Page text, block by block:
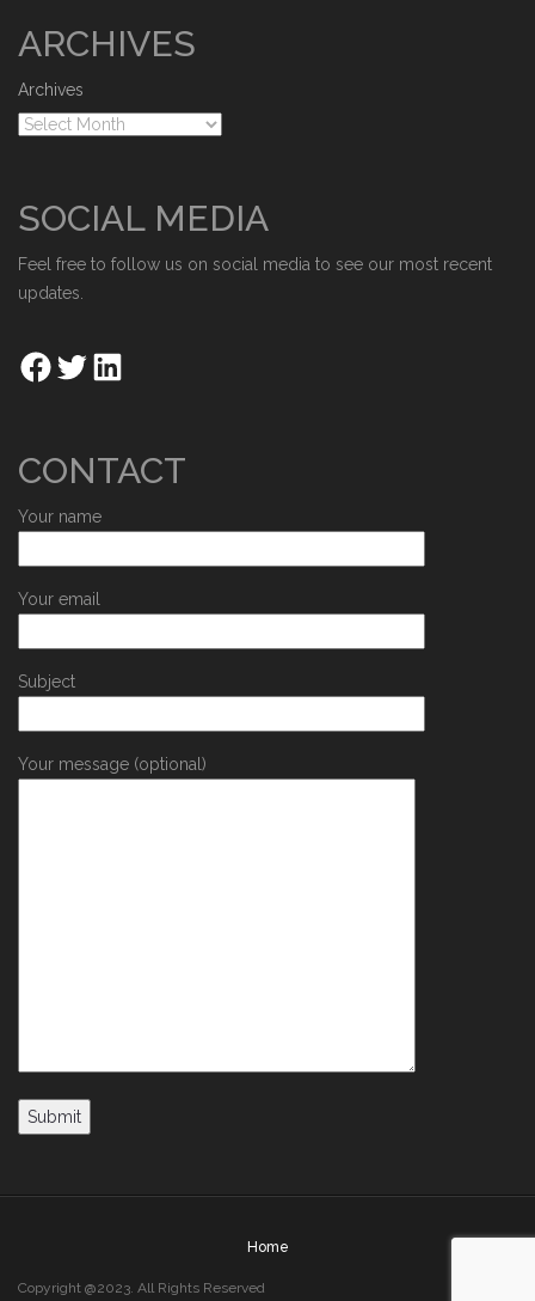
ARCHIVES
Archives
SOCIAL MEDIA
Feel free to follow us on social media to see our most recent
updates.
CONTACT
Your name
Your email
Subject
Your message (optional)
Home
Copyright @2023. All Rights Reserved